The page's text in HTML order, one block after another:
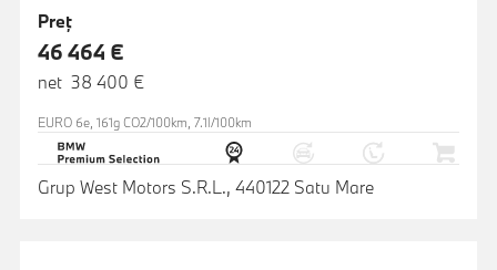
Preţ
46 464 €
net 38 400 €
EURO 6e, 161g CO2/100km, 7.1l/100km
Grup West Motors S.R.L., 440122 Satu Mare